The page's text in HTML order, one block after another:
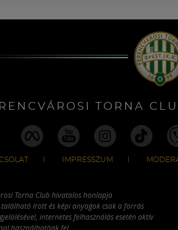
TORNA
IMPRESSZUM
Torna Club hivatalos honlapja
írott és képi anyagok csak a forrás
internetes felhasználás esetén aktív
használhatóak fel.